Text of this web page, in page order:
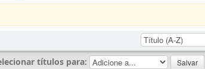
títulos para: